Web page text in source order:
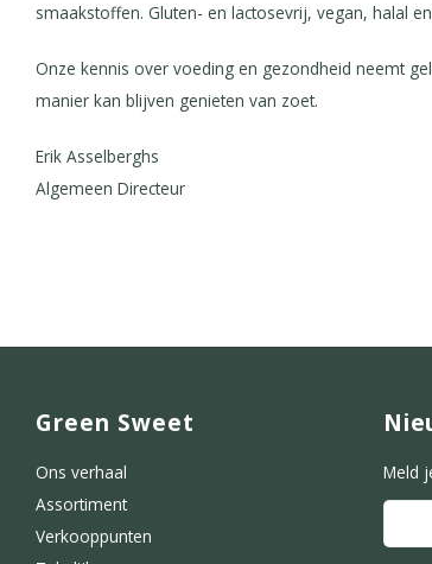
smaakstoffen. Gluten- en lactosevrij, vegan, halal
Onze kennis over voeding en gezondheid neemt
manier kan blijven genieten van zoet.
Erik Asselberghs
Algemeen Directeur
Green Sweet
Ons verhaal
Assortiment
Verkooppunten
Meld